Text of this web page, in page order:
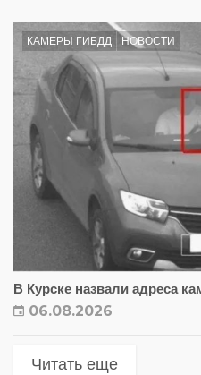
КАМЕРЫ ГИБДД НОВОСТИ
В Курске назвали адреса
06.08.2026
Читать еще